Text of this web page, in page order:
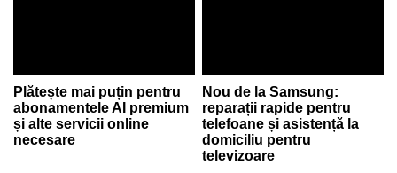
Plătește mai puțin pentru
abonamentele AI premium
și alte servicii online
necesare
Nou de la Samsung:
reparații rapide pentru
telefoane și asistență la
domiciliu pentru
televizoare